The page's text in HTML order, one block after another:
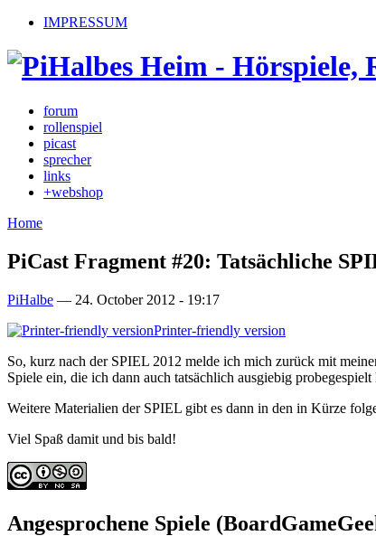
IMPRESSUM
forum
rollenspiel
picast
sprecher
links
+webshop
Home
PiCast Fragment #20: Tatsächliche
PiHalbe — 24. October 2012 - 19:17
Printer-friendly version
So, kurz nach der SPIEL 2012 melde ich mich zurück mit
Spiele ein, die ich dann auch tatsächlich ausgiebig probegespielt
Weitere Materialien der SPIEL gibt es dann in den in Kürze
Viel Spaß damit und bis bald!
Angesprochene Spiele